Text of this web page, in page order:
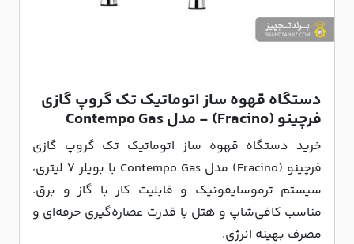
دستگاه قهوه ساز اتوماتیک تک گروپ گازی
فرچینو (Fracino) - مدل Contempo Gas
خرید دستگاه قهوه ساز اتوماتیک تک گروپ گازی
فرچینو (Fracino) مدل Contempo Gas با بویلر 7 لیتری،
سیستم ترموسایفونیک و قابلیت کار با گاز و برق.
مناسب کافی‌شاپ و هتل با قدرت عصاره‌گیری حرفه‌ای و
مصرف بهینه انرژی.